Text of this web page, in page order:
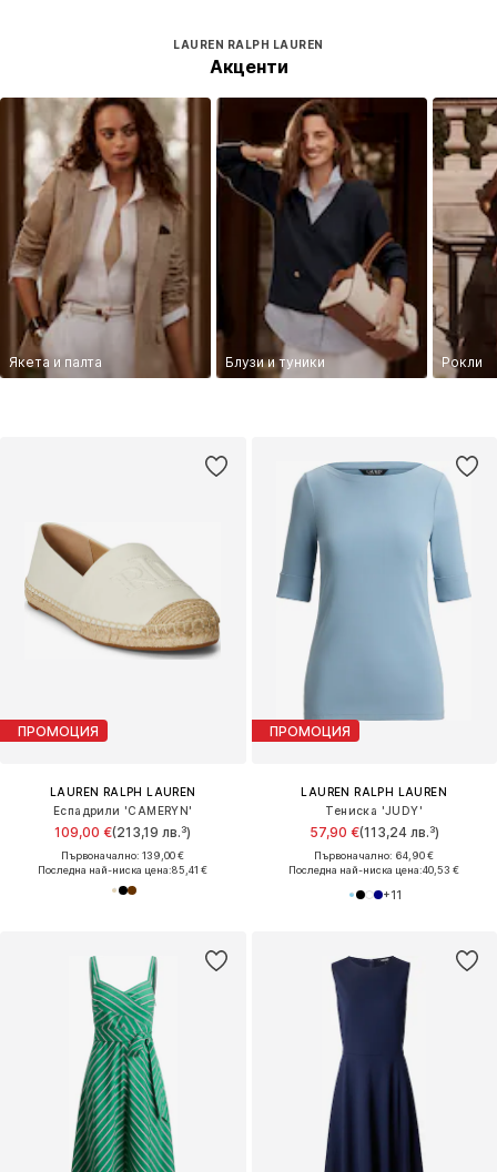
LAUREN RALPH LAUREN
Акценти
Якета и палта Блузи и туники Рокли
ПРОМОЦИЯ
LAUREN RALPH LAUREN
Еспадрили 'CAMERYN'
109,00 €(213,19 лв.³)
Първоначално: 139,00 €
Последна най-ниска цена:85,41 €
ПРОМОЦИЯ
LAUREN RALPH LAUREN
Тениска 'JUDY'
57,90 €(113,24 лв.³)
Първоначално: 64,90 €
Последна най-ниска цена:40,53 €
+11